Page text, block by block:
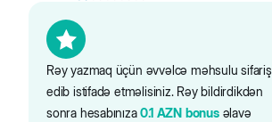
3-4
Rəy yazmaq üçün əvvəlcə məhsulu sifariş
edib istifadə etməlisiniz. Rəy bildirdikdən
sonra hesabınıza0.1 AZN bonusəlavə